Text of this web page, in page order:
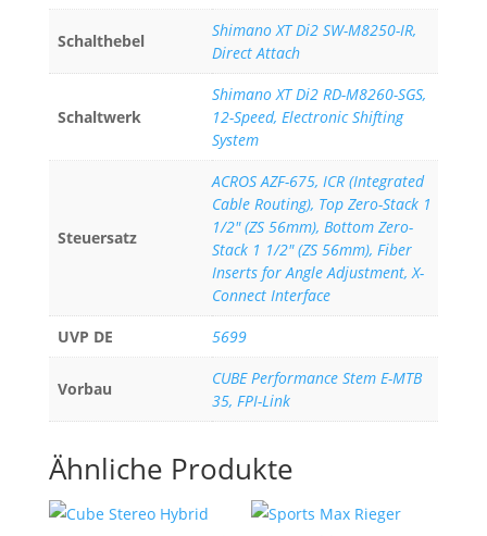
Schalthebel
Shimano XT Di2 SW-M8250-IR,
Direct Attach
Schaltwerk
Shimano XT Di2 RD-M8260-SGS,
12-Speed, Electronic Shifting
System
Steuersatz
ACROS AZF-675, ICR (Integrated
Cable Routing), Top Zero-Stack 1
1/2" (ZS 56mm), Bottom Zero-
Stack 1 1/2" (ZS 56mm), Fiber
Inserts for Angle Adjustment, X-
Connect Interface
UVP DE
5699
Vorbau
CUBE Performance Stem E-MTB
35, FPI-Link
Ähnliche Produkte